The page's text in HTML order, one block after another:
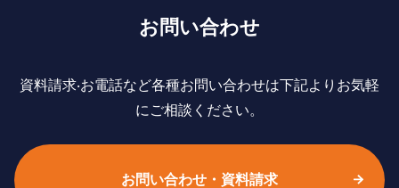
お問い合わせ
資料請求‧お電話など各種お問い合わせは下記よりお気軽
にご相談ください。
お問い合わせ・資料請求